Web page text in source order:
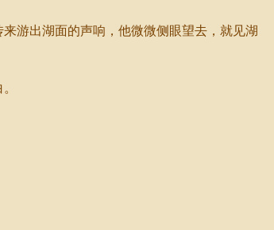
游出湖面的声响，他微微侧眼望去，就见湖